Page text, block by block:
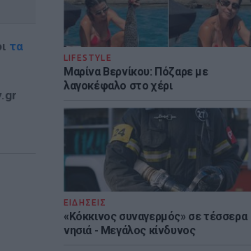
LIFESTYLE
Μαρίνα Βερνίκου: Πόζαρε με
λαγοκέφαλο στο χέρι
ΕΙΔΗΣΕΙΣ
«Κόκκινος συναγερμός» σε τέσσερα
νησιά - Μεγάλος κίνδυνος
τα